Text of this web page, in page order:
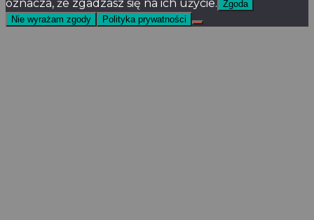
oznacza, że zgadzasz się na ich użycie. Zgoda
Nie wyrażam zgody
Polityka prywatności